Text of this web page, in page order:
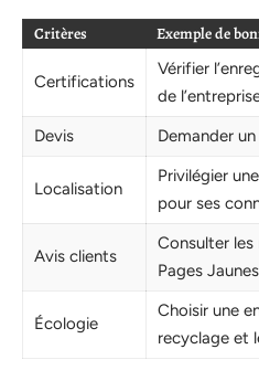
Critères Exemple de
Certifications
Vérifier
de
Devis
Demander
Localisation
Privilégier
pour ses
Avis clients
Consulter
Pages Jaunes
Écologie
Choisir une
recyclage et